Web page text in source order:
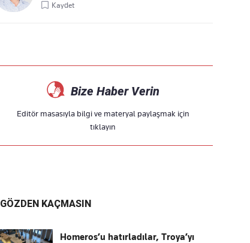
Kaydet
Bize Haber Verin
Editör masasıyla bilgi ve materyal paylaşmak için
tıklayın
GÖZDEN KAÇMASIN
Homeros’u hatırladılar, Troya’yı